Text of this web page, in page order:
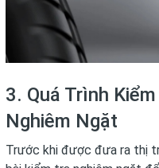
3. Quá Trình
Nghiêm Ngặt
Trước khi được đưa ra thị